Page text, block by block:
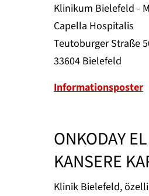
Klinikum Bielefeld -
Capella Hospitalis
Teutoburger Straße
33604 Bielefeld
Informationsposter
ONKODAY
KANSERE
Klinik Bielefeld,